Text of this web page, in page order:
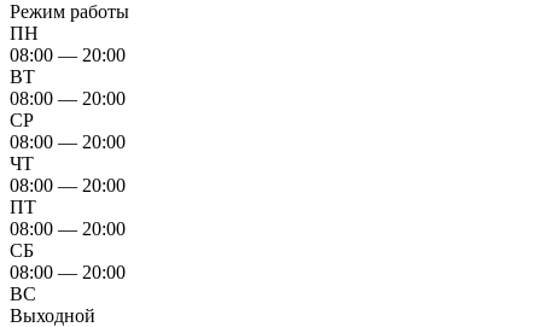
Режим работы
ПН
08:00 — 20:00
ВТ
08:00 — 20:00
СР
08:00 — 20:00
ЧТ
08:00 — 20:00
ПТ
08:00 — 20:00
СБ
08:00 — 20:00
ВС
Выходной